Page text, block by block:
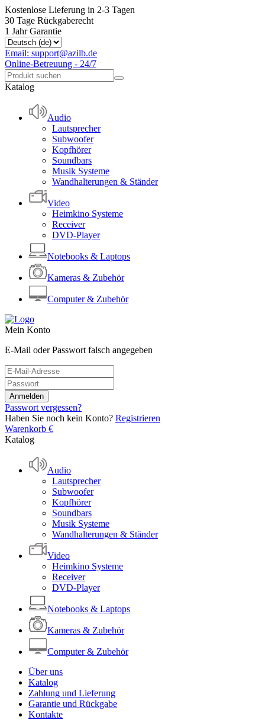
Kostenlose Lieferung in 2-3 Tagen
30 Tage Rückgaberecht
1 Jahr Garantie
Email: support@azilb.de
Online-Betreuung - 24/7
Katalog
Audio
Lautsprecher
Subwoofer
Kopfhörer
Soundbars
Musik Systeme
Wandhalterungen & Ständer
Video
Heimkino Systeme
Receiver
DVD-Player
Notebooks & Laptops
Kameras & Zubehör
Computer & Zubehör
Mein Konto
E-Mail oder Passwort falsch angegeben
Passwort vergessen?
Haben Sie noch kein Konto? Registrieren
Warenkorb €
Katalog
Audio
Lautsprecher
Subwoofer
Kopfhörer
Soundbars
Musik Systeme
Wandhalterungen & Ständer
Video
Heimkino Systeme
Receiver
DVD-Player
Notebooks & Laptops
Kameras & Zubehör
Computer & Zubehör
Über uns
Katalog
Zahlung und Lieferung
Garantie und Rückgabe
Kontakte